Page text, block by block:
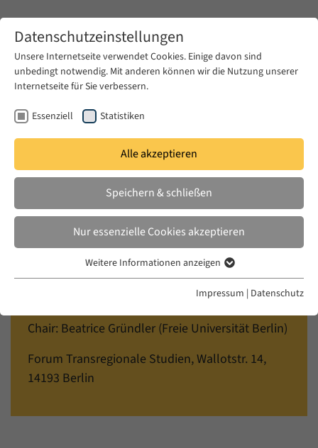
Zum Hauptinhalt springen
MI. 17 DEZ. 2025|17:00–18:30
The Arabic Typewriter: Towards a
Global History
Hannah Scott Deuchar (EUME Fellow of the
Chair: Beatrice Gründler (Freie Universität Berlin)
Forum Transregionale Studien, Wallotstr. 14,
14193 Berlin
Datenschutzeinstellungen
Unsere Internetseite verwendet Cookies. Einige davon sind
unbedingt notwendig. Mit anderen können wir die Nutzung unserer
Internetseite für Sie verbessern.
Essenziell Statistiken
Alle akzeptieren
Speichern & schließen
Nur essenzielle Cookies akzeptieren
Essenzielle Cookies werden für grundlegende Funktionen der
einwandfrei funktioniert.
Anbieter
Statistiken
Inhalte unserer Internetseite erstellen. Die Statistiken verwalten
Weitere Informationen anzeigen
Impressum | Datenschutz